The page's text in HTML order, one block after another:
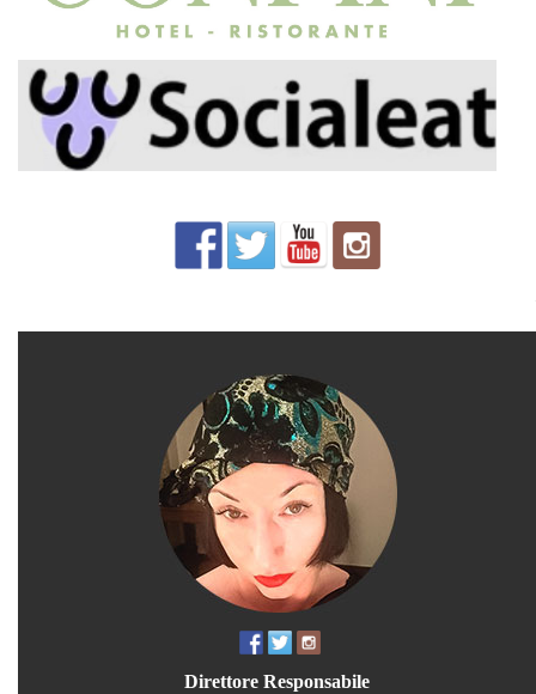
Direttore Responsabile